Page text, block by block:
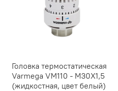
Головка термостатическая
Varmega VM110 - M30X1,5
(жидкостная, цвет белый)